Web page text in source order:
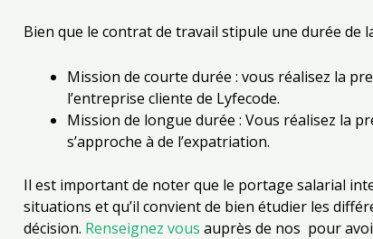
Bien que le contrat de travail stipule une durée de
Mission de courte durée : vous réalisez la
l’entreprise cliente de Lyfecode.
Mission de longue durée : Vous réalisez la
s’approche à de l’expatriation.
Il est important de noter que le portage salarial
situations et qu’il convient de bien étudier les
décision. Renseignez vous auprès de nos pour